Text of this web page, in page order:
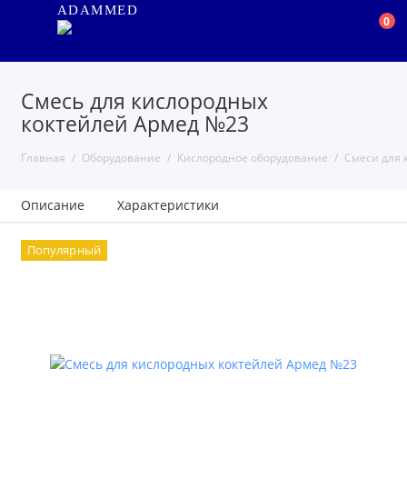
ADAMMED
0
Смесь для кислородных
коктейлей Армед №23
Главная Оборудование Кислородное оборудование Смеси для
Описание Характеристики
Популярный